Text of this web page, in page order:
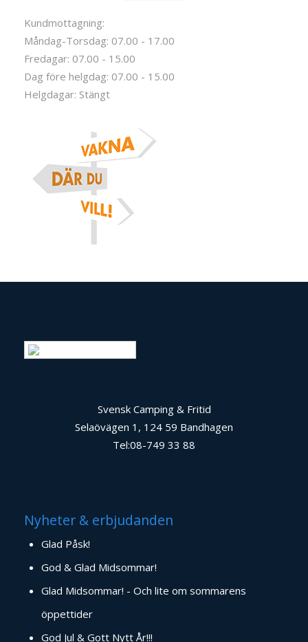
Kundmottagning:
Måndag-Torsdag: 07.00 - 17.00
Fredagar: 07.00 - 15.00
Dag före helgdag: 07.00 - 15.00
Helgdagar: Stängt
Svensk Camping & Fritid
Selaövägen 1, 124 59 Bandhagen
Tel:08-749 33 88
Nyheter & erbjudanden
Glad Påsk!
God & Glad Midsommar!
Glad Midsommar! - Och lite om sommarens
öppettider
God Jul & Gott Nytt År!!!